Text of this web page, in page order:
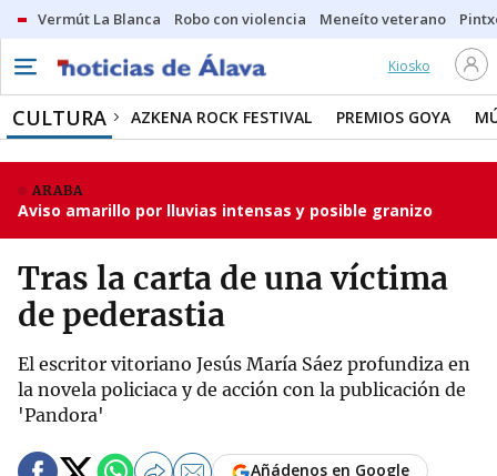
Vermút La Blanca Robo con violencia Meneíto veterano
Kiosko
CULTURA AZKENA ROCK FESTIVAL PREMIOS GOYA
ARABA
Aviso amarillo por lluvias intensas y posible granizo
Tras la carta de una víctima
de pederastia
El escritor vitoriano Jesús María Sáez profundiza en
la novela policiaca y de acción con la publicación de
'Pandora'
Añádenos en Google